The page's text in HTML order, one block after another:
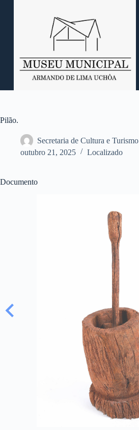
o
n
Pilão.
Secretaria de Cultura e Turismo
outubro 21, 2025
Localizado
Documento